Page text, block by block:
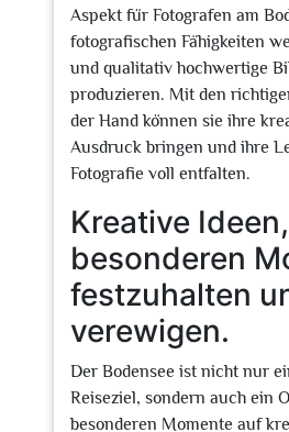
Aspekt für Fotografen am
fotografischen Fähigkeiten
und qualitativ hochwertige
produzieren. Mit den
der Hand können sie ihre
Ausdruck bringen und ihre
Fotografie voll entfalten.
Kreative
besonderen
festzuhalten
verewigen.
Der Bodensee ist nicht nur
Reiseziel, sondern auch ein
besonderen Momente auf